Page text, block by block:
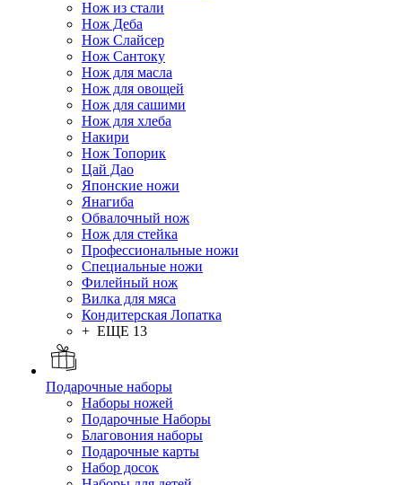
Нож из стали
Нож Деба
Нож Слайсер
Нож Сантоку
Нож для масла
Нож для овощей
Нож для сашими
Нож для хлеба
Накири
Нож Топорик
Цай Дао
Японские ножи
Янагиба
Обвалочный нож
Нож для стейка
Профессиональные ножи
Специальные ножи
Филейный нож
Вилка для мяса
Кондитерская Лопатка
+ ЕЩЕ 13
Подарочные наборы
Наборы ножей
Подарочные Наборы
Благовония наборы
Подарочные карты
Набор досок